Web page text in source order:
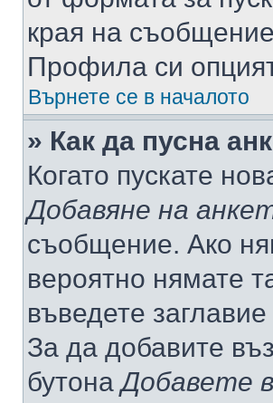
края на
Профила си
Върнете се в началото
» Как да пусна
Когато пускате
Добавяне на
съобщение. Ако
вероятно нямате
въведете
За да добавите
бутонаДобавете